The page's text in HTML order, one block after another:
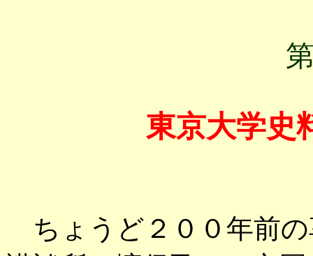
東京大学史
ちょうど２００年前の